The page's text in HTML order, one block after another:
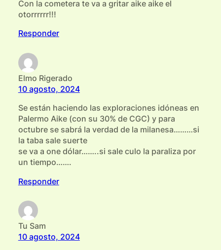
Con la cometera te va a gritar aike aike el
otorrrrrr!!!
Responder
Elmo Rigerado
10 agosto, 2024
Se están haciendo las exploraciones idóneas en
Palermo Aike (con su 30% de CGC) y para
octubre se sabrá la verdad de la milanesa………si
la taba sale suerte
se va a one dólar……..si sale culo la paraliza por
un tiempo…….
Responder
Tu Sam
10 agosto, 2024